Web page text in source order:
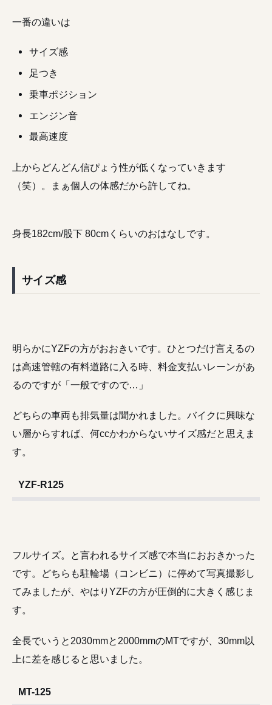
一番の違いは
サイズ感
足つき
乗車ポジション
エンジン音
最高速度
上からどんどん信ぴょう性が低くなっていきます
（笑）。まぁ個人の体感だから許してね。
身長182cm/股下 80cmくらいのおはなしです。
サイズ感
明らかにYZFの方がおおきいです。ひとつだけ言えるの
は高速管轄の有料道路に入る時、料金支払いレーンがあ
るのですが「一般ですので…」
どちらの車両も排気量は聞かれました。バイクに興味な
い層からすれば、何ccかわからないサイズ感だと思えま
す。
YZF-R125
フルサイズ。と言われるサイズ感で本当におおきかった
です。どちらも駐輪場（コンビニ）に停めて写真撮影し
てみましたが、やはりYZFの方が圧倒的に大きく感じま
す。
全長でいうと2030mmと2000mmのMTですが、30mm以
上に差を感じると思いました。
MT-125